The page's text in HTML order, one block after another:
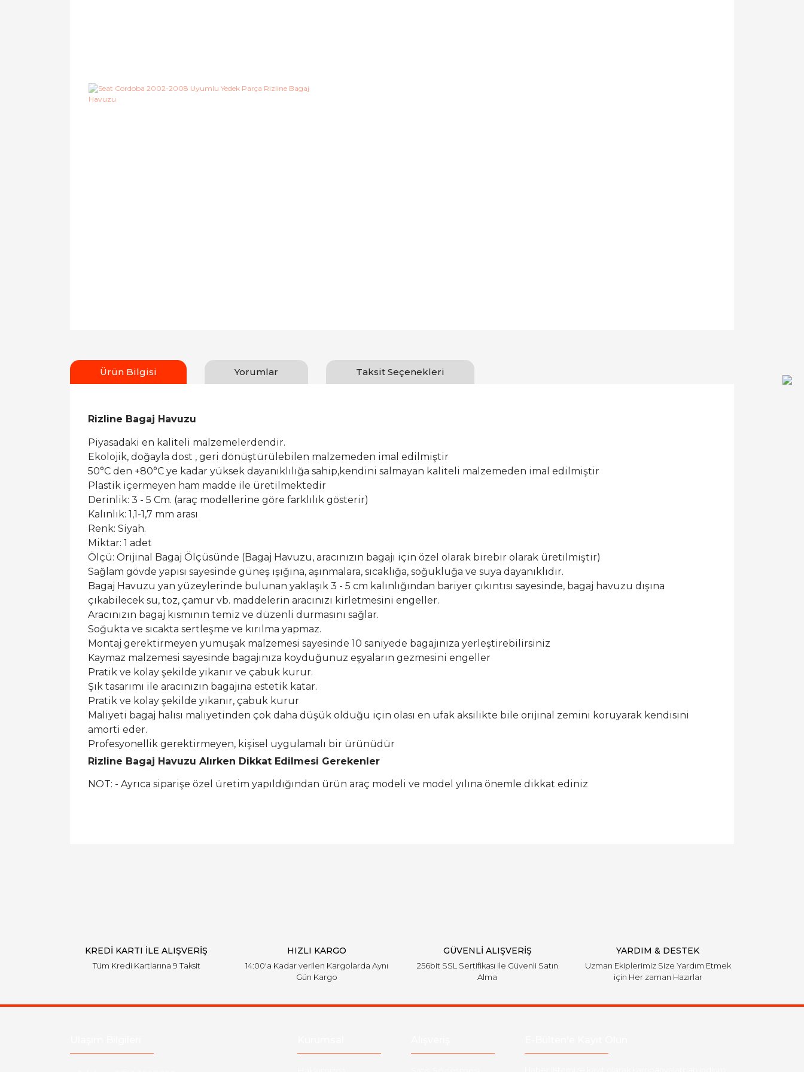
Ürün Bilgisi Yorumlar Taksit Seçenekleri
Rizline Bagaj Havuzu
Piyasadaki en kaliteli malzemelerdendir.
Ekolojik, doğayla dost , geri dönüştürülebilen malzemeden imal edilmiştir
50°C den +80°C ye kadar yüksek dayanıklılığa sahip,kendini salmayan kaliteli malzemeden imal edilmiştir
Plastik içermeyen ham madde ile üretilmektedir
Derinlik: 3 - 5 Cm. (araç modellerine göre farklılık gösterir)
Kalınlık: 1,1-1,7 mm arası
Renk: Siyah.
Miktar: 1 adet
Ölçü: Orijinal Bagaj Ölçüsünde (Bagaj Havuzu, aracınızın bagajı için özel olarak birebir olarak üretilmiştir)
Sağlam gövde yapısı sayesinde güneş ışığına, aşınmalara, sıcaklığa, soğukluğa ve suya dayanıklıdır.
Bagaj Havuzu yan yüzeylerinde bulunan yaklaşık 3 - 5 cm kalınlığından bariyer çıkıntısı sayesinde, bagaj havuzu dışına
çıkabilecek su, toz, çamur vb. maddelerin aracınızı kirletmesini engeller.
Aracınızın bagaj kısmının temiz ve düzenli durmasını sağlar.
Soğukta ve sıcakta sertleşme ve kırılma yapmaz.
Montaj gerektirmeyen yumuşak malzemesi sayesinde 10 saniyede bagajınıza yerleştirebilirsiniz
Kaymaz malzemesi sayesinde bagajınıza koyduğunuz eşyaların gezmesini engeller
Pratik ve kolay şekilde yıkanır ve çabuk kurur.
Şık tasarımı ile aracınızın bagajına estetik katar.
Pratik ve kolay şekilde yıkanır, çabuk kurur
Maliyeti bagaj halısı maliyetinden çok daha düşük olduğu için olası en ufak aksilikte bile orijinal zemini koruyarak kendisini
amorti eder.
Profesyonellik gerektirmeyen, kişisel uygulamalı bir ürünüdür
Rizline Bagaj Havuzu Alırken Dikkat Edilmesi Gerekenler
NOT: - Ayrıca siparişe özel üretim yapıldığından ürün araç modeli ve model yılına önemle dikkat ediniz
KREDİ KARTI İLE ALIŞVERİŞ
Tüm Kredi Kartlarına 9 Taksit
HIZLI KARGO
14:00'a Kadar verilen Kargolarda Aynı
Gün Kargo
GÜVENLİ ALIŞVERİŞ
256bit SSL Sertifikası ile Güvenli Satın
Alma
YARDIM & DESTEK
Uzman Ekiplerimiz Size Yardım Etmek
için Her zaman Hazırlar